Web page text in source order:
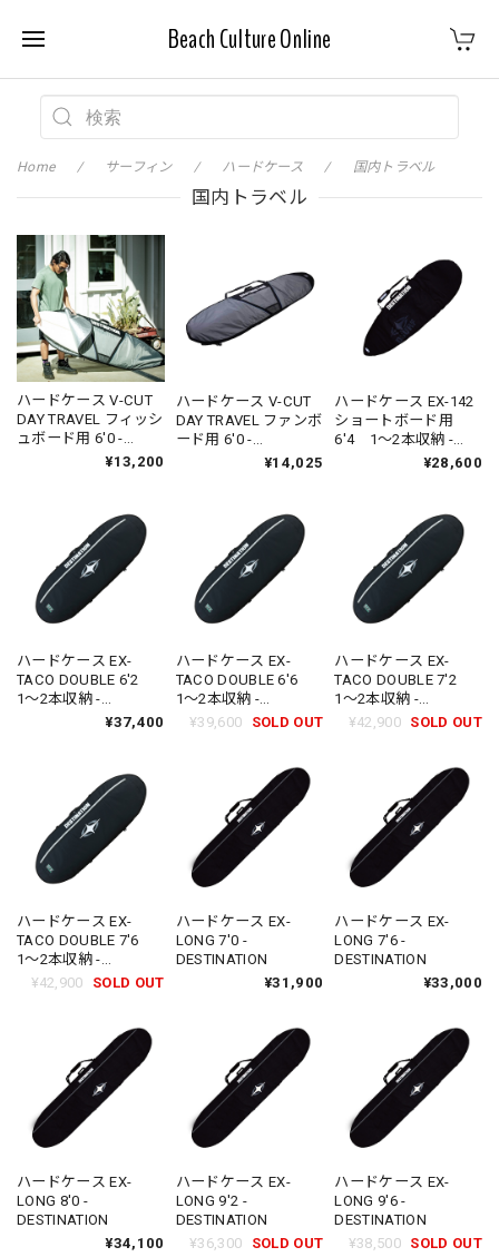
Beach Culture Online
Home サーフィン ハードケース 国内トラベル
国内トラベル
ハードケース V-CUT
DAY TRAVEL フィッシ
ュボード用 6'0 -
DESTINATION¥13,200
ハードケース V-CUT
DAY TRAVEL ファンボ
ード用 6'0 -
DESTINATION¥14,025
ハードケース EX-142
ショートボード用
6'4 1〜2本収納 -
DESTINATION¥28,600
ハードケース EX-
TACO DOUBLE 6'2
1〜2本収納 -
DESTINATION¥37,400
ハードケース EX-
TACO DOUBLE 6'6
1〜2本収納 -
DESTINATION
¥39,600 SOLD OUT
ハードケース EX-
TACO DOUBLE 7'2
1〜2本収納 -
DESTINATION
¥42,900 SOLD OUT
ハードケース EX-
TACO DOUBLE 7'6
1〜2本収納 -
DESTINATION
¥42,900 SOLD OUT
ハードケース EX-
LONG 7'0 -
DESTINATION
¥31,900
ハードケース EX-
LONG 7'6 -
DESTINATION
¥33,000
ハードケース EX-
LONG 8'0 -
DESTINATION
¥34,100
ハードケース EX-
LONG 9'2 -
DESTINATION
¥36,300
SOLD OUT
ハードケース EX-
LONG 9'6 -
DESTINATION
¥38,500 SOLD OUT